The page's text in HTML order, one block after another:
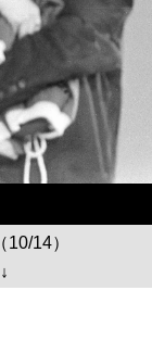
14）